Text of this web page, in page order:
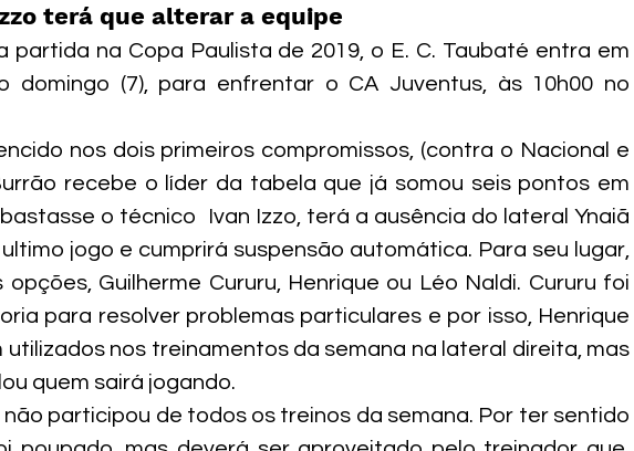
terá que alterar a equipe
partida na Copa Paulista de 2019, o E. C. Taubaté entra em
domingo (7), para enfrentar o CA Juventus, às 10h00 no
nos dois primeiros compromissos, (contra o Nacional e
recebe o líder da tabela que já somou seis pontos em
o técnico  Ivan Izzo, terá a ausência do lateral Ynaiã
jogo e cumprirá suspensão automática. Para seu lugar,
Guilherme Cururu, Henrique ou Léo Naldi. Cururu foi
para resolver problemas particulares e por isso, Henrique
utilizados nos treinamentos da semana na lateral direita, mas
quem sairá jogando.
participou de todos os treinos da semana. Por ter sentido